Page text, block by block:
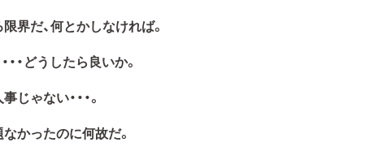
界だ、何とかしなければ。
・どうしたら良いか。
ゃない・・・。
かったのに何故だ。